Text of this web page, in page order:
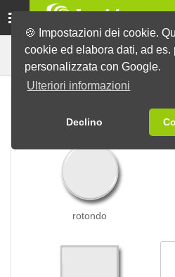
🍪 Impostazioni dei cookie.
cookie ed elabora dati, ad es.
personalizzata con Google.
Ulteriori informazioni
Declino
Spille Spille a perno
rotondo